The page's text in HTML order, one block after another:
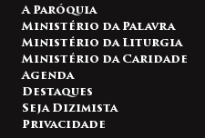
A Paróquia
Ministério da Palavra
Ministério da Liturgia
Ministério da Caridade
Agenda
Destaques
Seja Dizimista
Privacidade